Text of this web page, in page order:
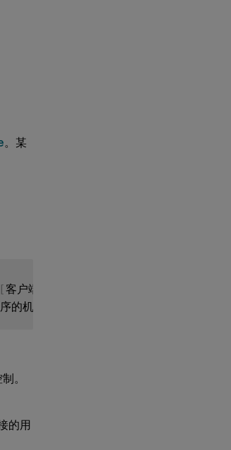
。某
[客户端驱动器和用户设备重定向
制。例如，管理模板控制着配置适用
。
的用